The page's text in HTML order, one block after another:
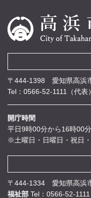
〒444-1398 愛知県高浜
Tel：0566-52-1111（代表）
開庁時間
平日9時00分から16時00分
※土曜日・日曜日・祝日
〒444-1334 愛知県高浜
福祉部 Tel：0566-52-1111